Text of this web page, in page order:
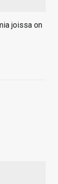
joissa on